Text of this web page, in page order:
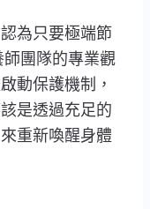
為只要極端節
師團隊的專業觀
動保護機制，
是透過充足的
重新喚醒身體